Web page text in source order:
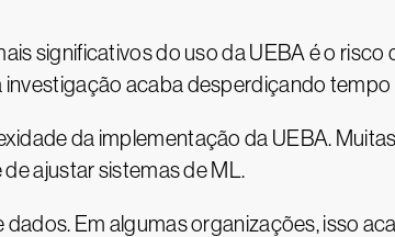
significativos do uso da UEBA é o risco
acaba desperdiçando tempo
da implementação da UEBA. Muitas
ajustar sistemas de ML.
Em algumas organizações, isso